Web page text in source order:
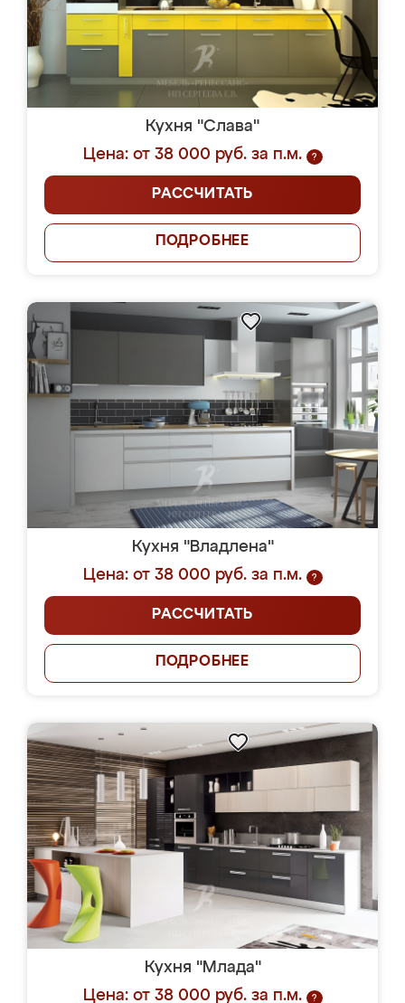
Кухня "Слава"
Цена: от 38 000 руб. за п.м.
?
РАССЧИТАТЬ
ПОДРОБНЕЕ
Кухня "Владлена"
Цена: от 38 000 руб. за п.м.
?
РАССЧИТАТЬ
ПОДРОБНЕЕ
Кухня "Млада"
Цена: от 38 000 руб. за п.м.
?